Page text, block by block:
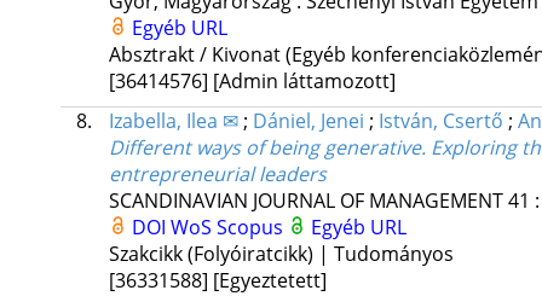
Egyéb URL
Absztrakt / Kivonat (Egyéb
[36414576] [Admin láttamozott]
8.
Izabella, Ilea ✉; Dániel, Jenei ; István, Csertő ;
Different ways of being generative. Exploring
entrepreneurial leaders
SCANDINAVIAN JOURNAL OF MANAGEMENT41
DOI WoS Scopus
Egyéb URL
Szakcikk (Folyóiratcikk) | Tudományos
[36331588] [Egyeztetett]